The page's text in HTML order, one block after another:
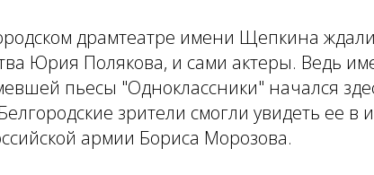
драмтеатре имени Щепкина
Юрия Полякова, и сами актеры. Ведь
пьесы "Одноклассники" начался
зрители смогли увидеть ее в
армии Бориса Морозова.